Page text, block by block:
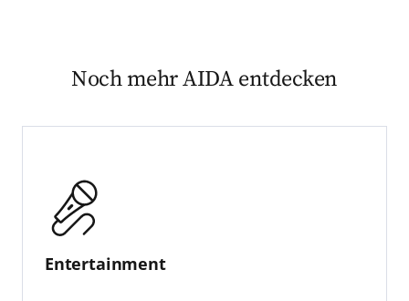
Noch mehr AIDA entdecken
Entertainment